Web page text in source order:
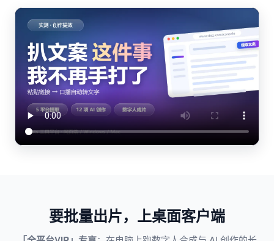
要批量出片，上桌面客户端